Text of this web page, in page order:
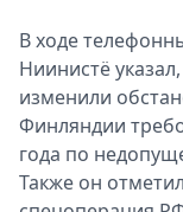
В ходе
Ниинистё
изменили
Финляндии
года по
Также он